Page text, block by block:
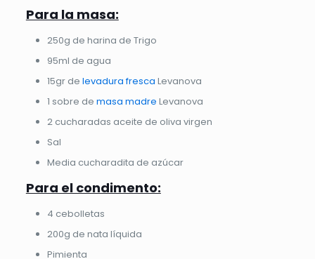
Para la masa:
250g de harina de Trigo
95ml de agua
15gr de levadura fresca Levanova
1 sobre de masa madre Levanova
2 cucharadas aceite de oliva virgen
Sal
Media cucharadita de azúcar
Para el condimento:
4 cebolletas
200g de nata líquida
Pimienta